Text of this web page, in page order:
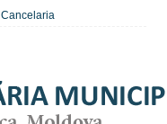
Cancelaria